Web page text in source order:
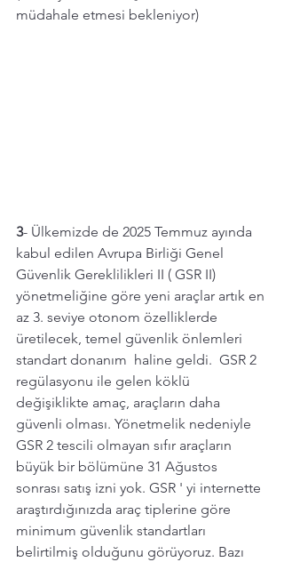
müdahale etmesi bekleniyor)
3- Ülkemizde de 2025 Temmuz ayında
kabul edilen Avrupa Birliği Genel
Güvenlik Gereklilikleri II ( GSR II)
yönetmeliğine göre yeni araçlar artık en
az 3. seviye otonom özelliklerde
üretilecek, temel güvenlik önlemleri
standart donanım  haline geldi.  GSR 2
regülasyonu ile gelen köklü
değişiklikte amaç, araçların daha
güvenli olması. Yönetmelik nedeniyle
GSR 2 tescili olmayan sıfır araçların
büyük bir bölümüne 31 Ağustos
sonrası satış izni yok. GSR ' yi internette
araştırdığınızda araç tiplerine göre
minimum güvenlik standartları
belirtilmiş olduğunu görüyoruz. Bazı